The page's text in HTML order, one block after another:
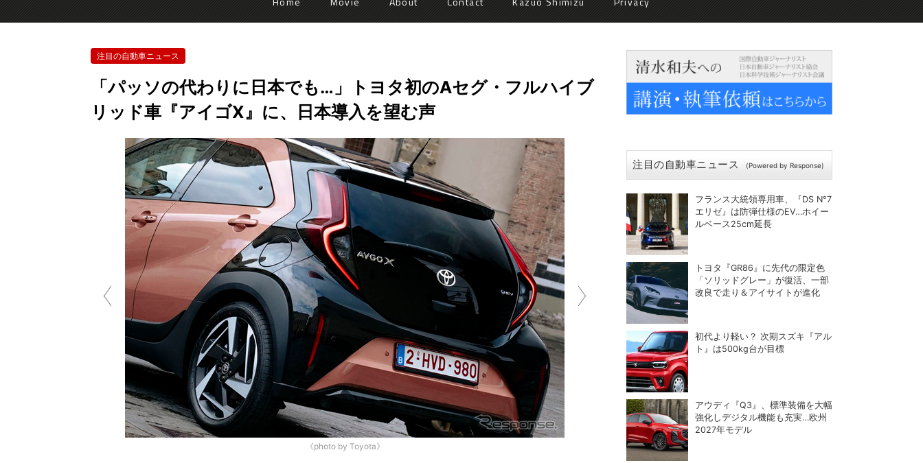
注目の自動車ニュース
「パッソの代わりに日本でも…」トヨタ初のAセグ・フルハイブ
リッド車『アイゴX』に、日本導入を望む声
《photo by Toyota》
注目の自動車ニュース (Powered by Response)
フランス大統領専用車、『DS N°7
エリゼ』は防弾仕様のEV…ホイー
ルベース25cm延長
トヨタ『GR86』に先代の限定色
「ソリッドグレー」が復活、一部
改良で走り＆アイサイトが進化
初代より軽い？ 次期スズキ『アル
ト』は500kg台が目標
アウディ『Q3』、標準装備を大幅
強化しデジタル機能も充実…欧州
2027年モデル